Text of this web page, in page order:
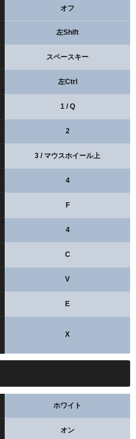
オフ
左Shift
スペースキー
左Ctrl
1 / Q
2
3 / マウスホイール上
4
F
4
C
V
E
X
ホワイト
オン